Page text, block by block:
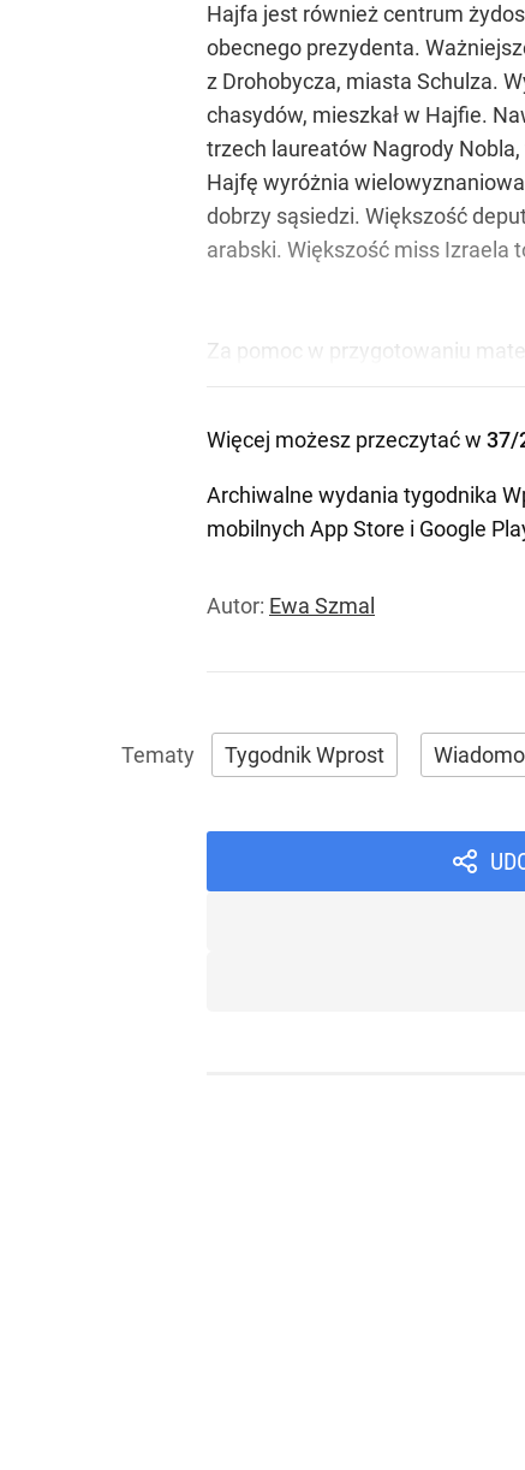
Hajfa jest również centrum
obecnego prezydenta.
z Drohobycza, miasta Schulza.
chasydów, mieszkał w Hajfie.
trzech laureatów Nagrody
Hajfę wyróżnia
dobrzy sąsiedzi. Większość
arabski. Większość miss Izraela
Za pomoc w przygotowaniu
Więcej możesz przeczytać w 37/
Archiwalne wydania tygodnika
mobilnych App Store i Google
Autor: Ewa Szmal
Tygodnik Wprost